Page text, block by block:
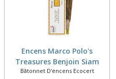
Encens Marco Polo's
Treasures Benjoin Siam
Bâtonnet D'encens Ecocert